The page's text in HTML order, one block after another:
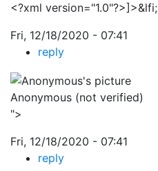
<?xml version="1.0"?>]>&lfi;
Fri, 12/18/2020 - 07:41
reply
Anonymous (not verified)
">
Fri, 12/18/2020 - 07:41
reply